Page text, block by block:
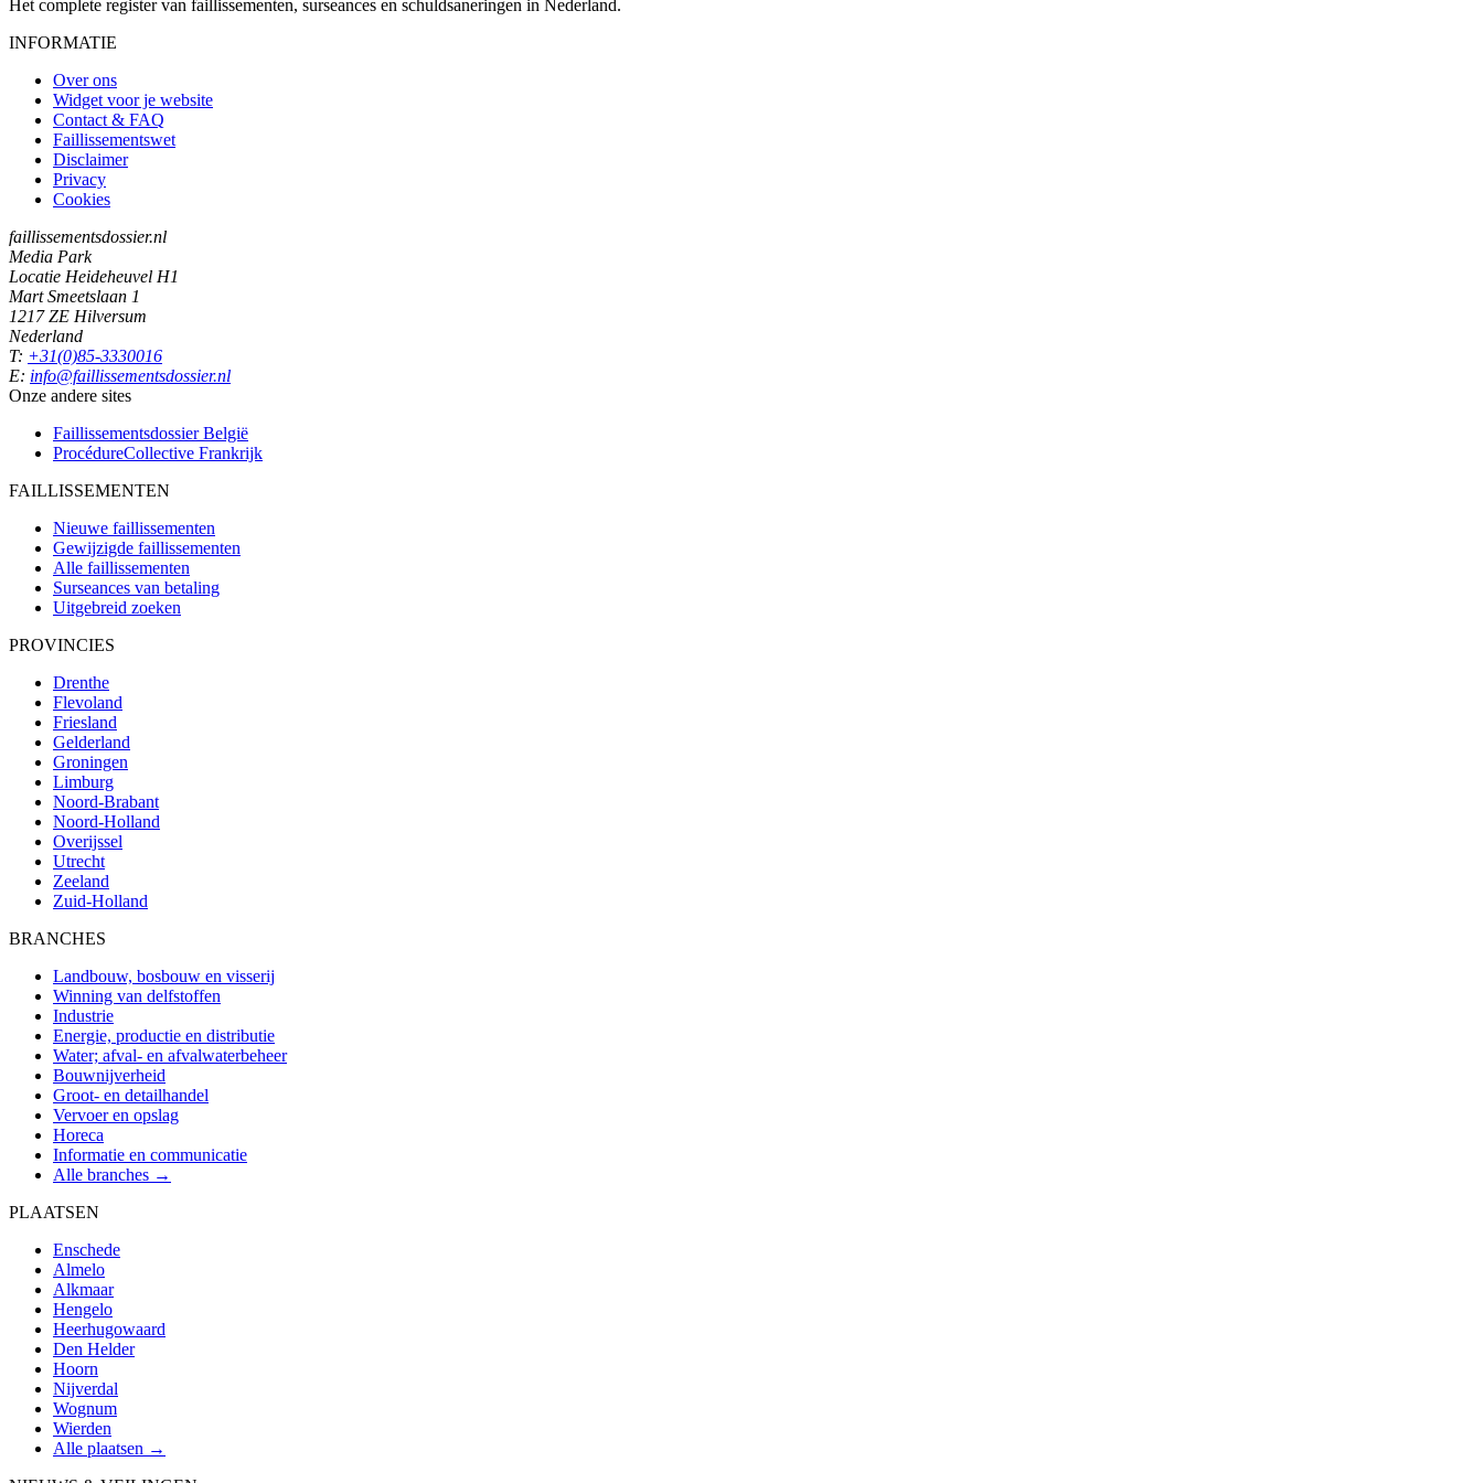
Het complete register van faillissementen, surseances en schuldsaneringen in Nederland.
INFORMATIE
Over ons
Widget voor je website
Contact & FAQ
Faillissementswet
Disclaimer
Privacy
Cookies
faillissementsdossier.nl
Media Park
Locatie Heideheuvel H1
Mart Smeetslaan 1
1217 ZE Hilversum
Nederland
T: +31(0)85-3330016
E: info@faillissementsdossier.nl
Onze andere sites
Faillissementsdossier België
ProcédureCollective Frankrijk
FAILLISSEMENTEN
Nieuwe faillissementen
Gewijzigde faillissementen
Alle faillissementen
Surseances van betaling
Uitgebreid zoeken
PROVINCIES
Drenthe
Flevoland
Friesland
Gelderland
Groningen
Limburg
Noord-Brabant
Noord-Holland
Overijssel
Utrecht
Zeeland
Zuid-Holland
BRANCHES
Landbouw, bosbouw en visserij
Winning van delfstoffen
Industrie
Energie, productie en distributie
Water; afval- en afvalwaterbeheer
Bouwnijverheid
Groot- en detailhandel
Vervoer en opslag
Horeca
Informatie en communicatie
Alle branches →
PLAATSEN
Enschede
Almelo
Alkmaar
Hengelo
Heerhugowaard
Den Helder
Hoorn
Nijverdal
Wognum
Wierden
Alle plaatsen →